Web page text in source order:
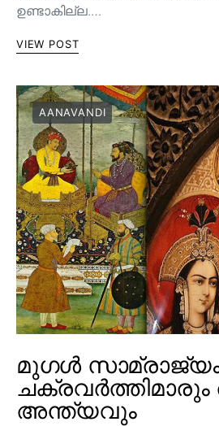
ഉണ്ടാകില്ല.…
VIEW POST
AANAVANDI
മുഗൾ സാമ്രാജ്യം
അന്ത്യവും